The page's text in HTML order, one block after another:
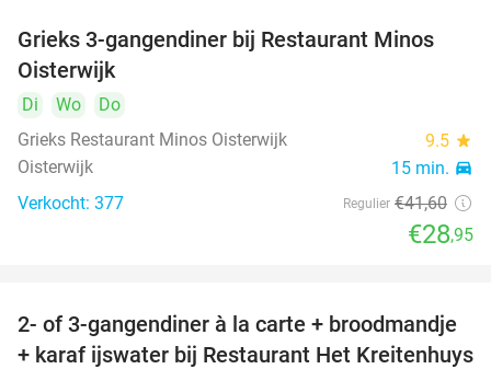
30%
Grieks 3-gangendiner bij Restaurant Minos
Oisterwijk
Di Wo
Do
Grieks Restaurant Minos Oisterwijk
9.5 star
Oisterwijk 15 min. directions_car
Verkocht: 377 Regulier €41,60
€28,95
38%
2- of 3-gangendiner à la carte + broodmandje
+ karaf ijswater bij Restaurant Het Kreitenhuys